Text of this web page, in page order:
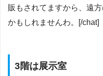
販もされてますから、遠
かもしれませんわ。[/chat]
3階は展示室